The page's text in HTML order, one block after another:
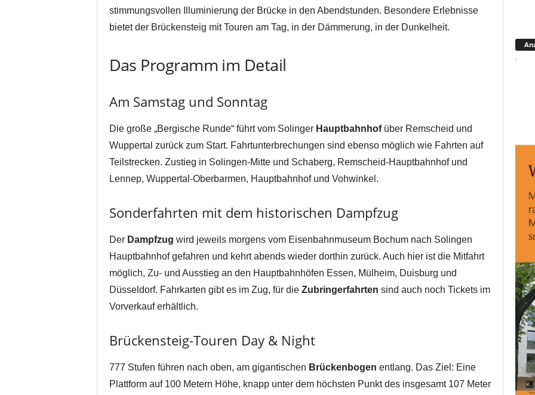
stimmungsvollen Illuminierung der Brücke in den Abendstunden. Besondere Erlebnisse
bietet der Brückensteig mit Touren am Tag, in der Dämmerung, in der Dunkelheit.
Das Programm im Detail
Am Samstag und Sonntag
Die große „Bergische Runde“ führt vom Solinger Hauptbahnhofüber Remscheid und
Wuppertal zurück zum Start. Fahrtunterbrechungen sind ebenso möglich wie Fahrten auf
Teilstrecken. Zustieg in Solingen-Mitte und Schaberg, Remscheid-Hauptbahnhof und
Lennep, Wuppertal-Oberbarmen, Hauptbahnhof und Vohwinkel.
Sonderfahrten mit dem historischen Dampfzug
Der Dampfzug wird jeweils morgens vom Eisenbahnmuseum Bochum nach Solingen
Hauptbahnhof gefahren und kehrt abends wieder dorthin zurück. Auch hier ist die Mitfahrt
möglich, Zu- und Ausstieg an den Hauptbahnhöfen Essen, Mülheim, Duisburg und
Düsseldorf. Fahrkarten gibt es im Zug, für die Zubringerfahrten sind auch noch Tickets im
Vorverkauf erhältlich.
Brückensteig-Touren Day & Night
777 Stufen führen nach oben, am gigantischen Brückenbogen entlang. Das Ziel: Eine
Plattform auf 100 Metern Höhe, knapp unter dem höchsten Punkt des insgesamt 107 Meter